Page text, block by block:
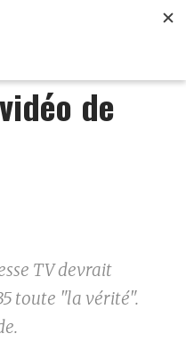
de
TV devrait
toute "la vérité".